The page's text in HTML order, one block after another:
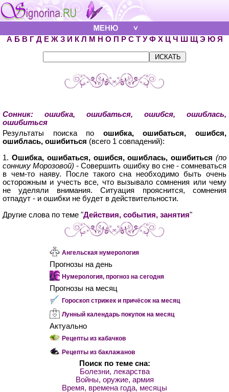
А Б В Г Д Е Ж З И К Л М Н О П Р С Т У Ф Х Ц Ч Ш Щ Э Ю Я
Сонник: ошибка, ошибаться, ошибся, ошиблась,
ошибиться
Результаты поиска по ошибка, ошибаться, ошибся,
ошиблась, ошибиться (всего 1 совпадений):
1. Ошибка, ошибаться, ошибся, ошиблась, ошибиться(по
соннику Морозовой) - Совершить ошибку во сне - сомневаться
в чем-то наяву. После такого сна необходимо быть очень
осторожным и учесть все, что вызывало сомнения или чему
не уделяли внимания. Ситуация прояснится, сомнения
отпадут - и ошибки не будет в действительности.
Другие слова по теме "Действия, события, занятия"
Ангельская нумерология
Прогнозы на день
Нумерология, прогноз на сегодня
Прогнозы на месяц
Гороскоп стрижек и причёсок на месяц
Лунный календарь покупок на месяц
Актуально
Рецепты из кабачков
Рецепты из баклажанов
Поиск по теме сна:
Болезни, лекарства
Войны, оружие, армия
Время, времена года, месяцы